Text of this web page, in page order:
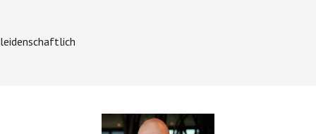
leidenschaftlich